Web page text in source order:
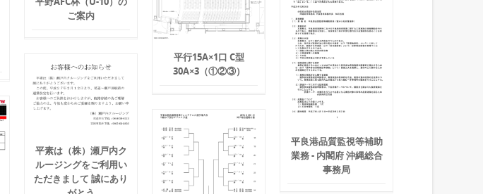
ご案内
平行15A×1口 C型
30A×3（①②③）
平良港品質監視等補助
業務 - 内閣府 沖縄総合
事務局
平素は（株）瀬戸内ク
ルージングをご利用い
ただきまして 誠にあり